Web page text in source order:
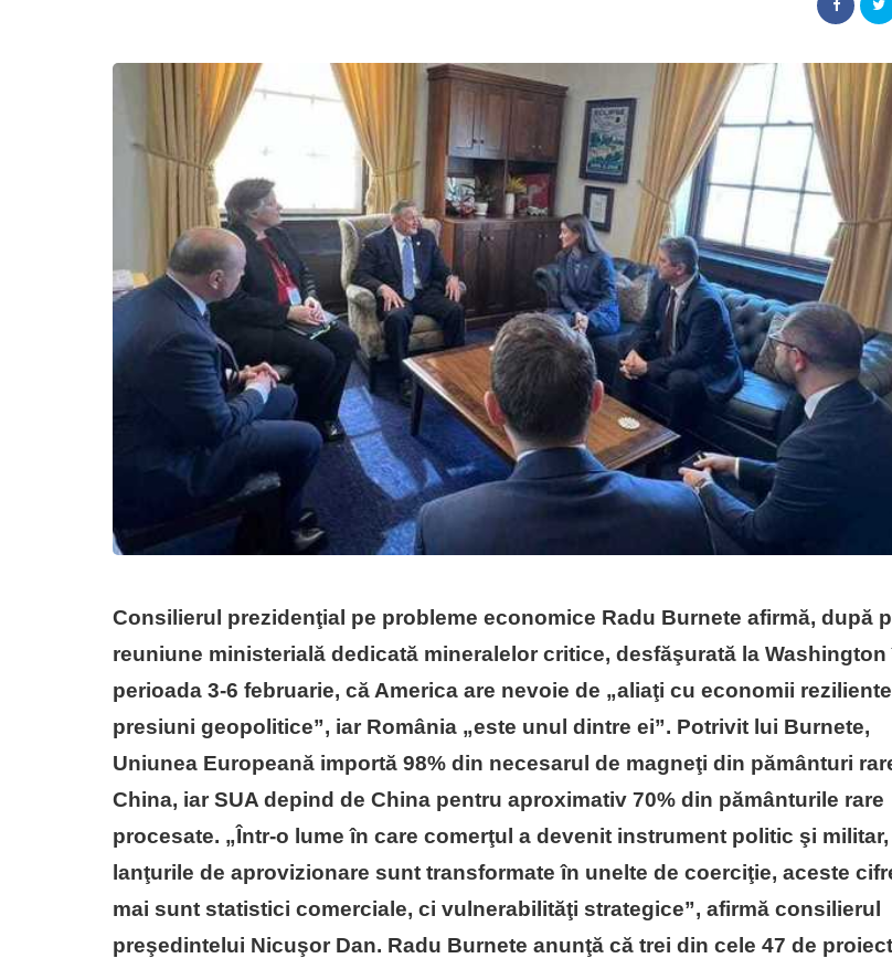
Consilierul prezidenţial pe probleme economice Radu Burnete afirmă, după
reuniune ministerială dedicată mineralelor critice, desfăşurată la Washington
perioada 3-6 februarie, că America are nevoie de „aliaţi cu economii
presiuni geopolitice”, iar România „este unul dintre ei”. Potrivit lui Burnete,
Uniunea Europeană importă 98% din necesarul de magneţi din pământuri
China, iar SUA depind de China pentru aproximativ 70% din pământurile rare
procesate. „Într-o lume în care comerţul a devenit instrument politic şi
lanţurile de aprovizionare sunt transformate în unelte de coerciţie, aceste
mai sunt statistici comerciale, ci vulnerabilităţi strategice”, afirmă consilierul
preşedintelui Nicuşor Dan. Radu Burnete anunţă că trei din cele 47 de